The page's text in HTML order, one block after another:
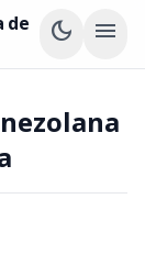
de
dark_mode menu